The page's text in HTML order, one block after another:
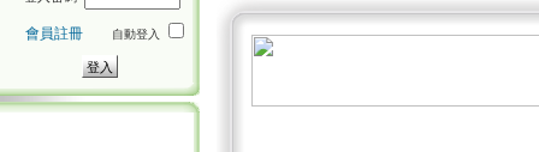
會員註冊 自動登入